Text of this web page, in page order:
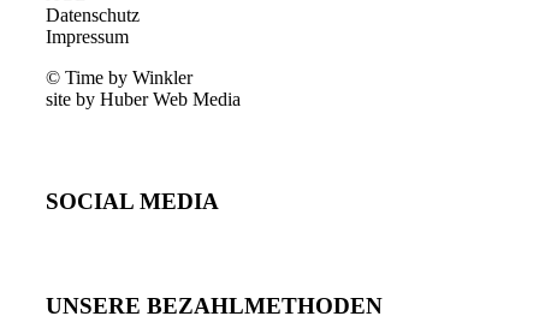
Datenschutz
Impressum
© Time by Winkler
site by Huber Web Media
SOCIAL MEDIA
UNSERE BEZAHLMETHODEN